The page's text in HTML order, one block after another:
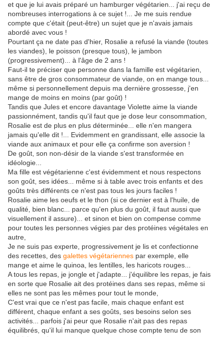
et que je lui avais préparé un hamburger végétarien... j'ai reçu de
nombreuses interrogations à ce sujet !... Je me suis rendue
compte que c'était (peut-être) un sujet que je n'avais jamais
abordé avec vous !
Pourtant ça ne date pas d'hier, Rosalie a refusé la viande (toutes
les viandes), le poisson (presque tous), le jambon
(progressivement)... à l'âge de 2 ans !
Faut-il te préciser que personne dans la famille est végétarien,
sans être de gros consommateur de viande, on en mange tous...
même si personnellement depuis ma dernière grossesse, j'en
mange de moins en moins (par goût) !
Tandis que Jules et encore davantage Violette aime la viande
passionnément, tandis qu'il faut que je dose leur consommation,
Rosalie est de plus en plus déterminée... elle n'en mangera
jamais qu'elle dit !... Evidemment en grandissant, elle associe la
viande aux animaux et pour elle ça confirme son aversion !
De goût, son non-désir de la viande s'est transformée en
idéologie...
Ma fille est végétarienne c'est évidemment et nous respectons
son goût, ses idées... même si à table avec trois enfants et des
goûts très différents ce n'est pas tous les jours faciles !
Rosalie aime les oeufs et le thon (si ce dernier est à l'huile, de
qualité, bien blanc... parce qu'en plus du goût, il faut aussi que
visuellement il assure)... et sinon et bien on compense comme
pour toutes les personnes végies par des protéines végétales en
autre,
Je ne suis pas experte, progressivement je lis et confectionne
des recettes, des galettes végétariennes par exemple, elle
mange et aime le quinoa, les lentilles, les haricots rouges...
A tous les repas, je jongle et j'adapte... j'équilibre les repas, je fais
en sorte que Rosalie ait des protéines dans ses repas, même si
elles ne sont pas les mêmes pour tout le monde,
C'est vrai que ce n'est pas facile, mais chaque enfant est
différent, chaque enfant a ses goûts, ses besoins selon ses
activités... parfois j'ai peur que Rosalie n'ait pas des repas
équilibrés, qu'il lui manque quelque chose compte tenu de son